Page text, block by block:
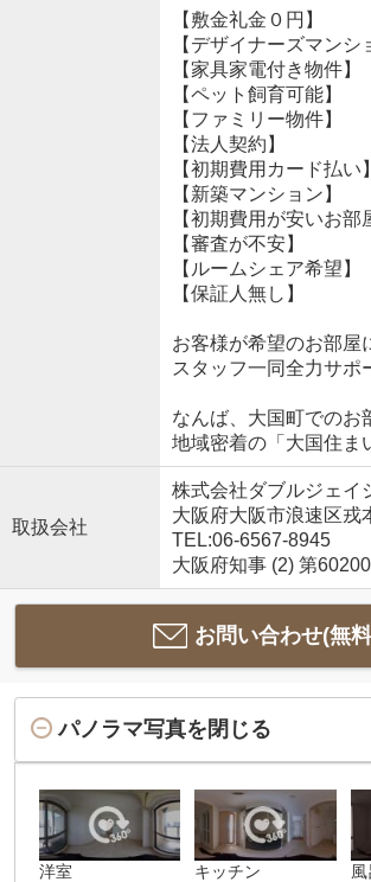
【敷金礼金０円】
【デザイナーズマンシ
【家具家電付き物件】
【ペット飼育可能】
【ファミリー物件】
【法人契約】
【初期費用カード払い】
【新築マンション】
【初期費用が安いお部
【審査が不安】
【ルームシェア希望】
【保証人無し】
お客様が希望のお部屋
スタッフ一同全力サポ
なんば、大国町でのお
地域密着の「大国住ま
取扱会社
株式会社ダブルジェ
大阪府大阪市浪速区戎
TEL:06-6567-8945
大阪府知事 (2) 第
お問い合わせ(無
パノラマ写真を閉じる
洋室 キッチン 風